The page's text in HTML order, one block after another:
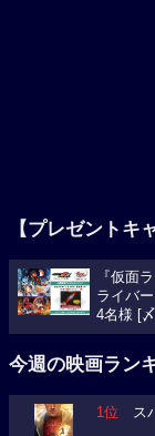
【プレゼントキ
『仮面
ライバ
4名様 [
今週の映画ラン
1位 ス